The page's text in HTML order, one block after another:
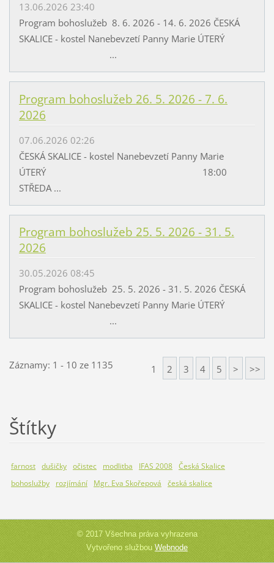
13.06.2026 23:40
Program bohoslužeb 8. 6. 2026 - 14. 6. 2026 ČESKÁ
SKALICE - kostel Nanebevzetí Panny Marie ÚTERÝ
...
Program bohoslužeb 26. 5. 2026 - 7. 6.
2026
07.06.2026 02:26
ČESKÁ SKALICE - kostel Nanebevzetí Panny Marie
ÚTERÝ 18:00
STŘEDA ...
Program bohoslužeb 25. 5. 2026 - 31. 5.
2026
30.05.2026 08:45
Program bohoslužeb 25. 5. 2026 - 31. 5. 2026 ČESKÁ
SKALICE - kostel Nanebevzetí Panny Marie ÚTERÝ
...
Záznamy: 1 - 10 ze 1135 1 2 3 4 5 > >>
Štítky
farnost dušičky očistec modlitba IFAS 2008 Česká Skalice
bohoslužby
rozjímání Mgr. Eva Skořepová česká skalice
© 2017 Všechna práva vyhrazena
Vytvořeno službouWebnode